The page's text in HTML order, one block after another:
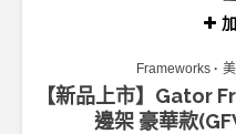
Frameworks
【新品上市】Gator
邊架 豪華款